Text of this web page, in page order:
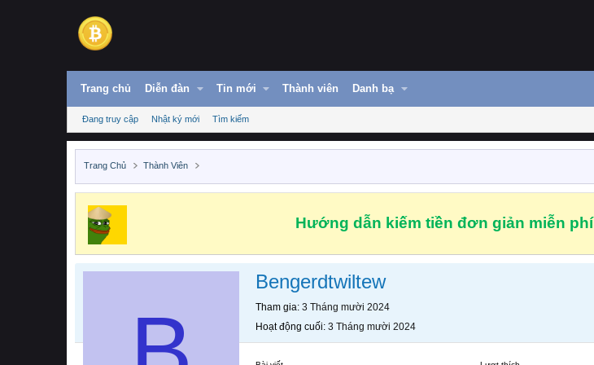
Trang chủ Diễn đàn Tin mới Thành viên Danh bạ
Đang truy cập Nhật ký mới Tìm kiếm
Trang Chủ Thành Viên
Hướng dẫn kiếm tiền đơn giản miễn phí
Bengerdtwiltew
Tham gia 3 Tháng mười 2024
Hoạt động cuối 3 Tháng mười 2024